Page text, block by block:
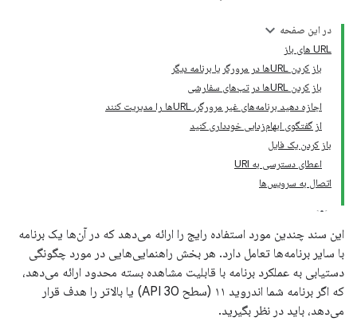
در این صفحه
URL های باز
باز کردن URLها در مرورگر یا برنامه دیگر
باز کردن URLها در تب‌های سفارشی
اجازه دهید برنامه‌های غیر مرورگر، URLها را مدیریت کنند
از گفتگوی ابهام‌زدایی خودداری کنید
باز کردن یک فایل
اعطای دسترسی به URI
اتصال به سرویس‌ها
این سند چندین مورد استفاده رایج را ارائه می‌دهد که در آن‌ها یک برنامه
با سایر برنامه‌ها تعامل دارد. هر بخش راهنمایی‌هایی در مورد چگونگی
دستیابی به عملکرد برنامه با قابلیت مشاهده بسته محدود ارائه می‌دهد،
که اگر برنامه شما اندروید ۱۱ (سطح API 30) یا بالاتر را هدف قرار
می‌دهد، باید در نظر بگیرید.